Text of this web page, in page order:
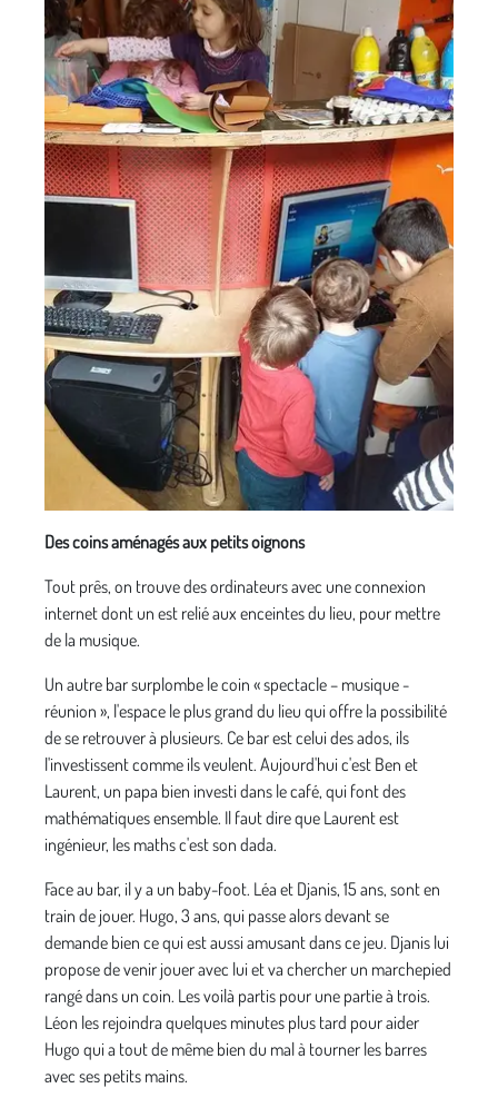
Des coins aménagés aux petits oignons
Tout prês, on trouve des ordinateurs avec une connexion
internet dont un est relié aux enceintes du lieu, pour mettre
de la musique.
Un autre bar surplombe le coin « spectacle – musique -
réunion », l'espace le plus grand du lieu qui offre la possibilité
de se retrouver à plusieurs. Ce bar est celui des ados, ils
l'investissent comme ils veulent. Aujourd'hui c'est Ben et
Laurent, un papa bien investi dans le café, qui font des
mathématiques ensemble. Il faut dire que Laurent est
ingénieur, les maths c'est son dada.
Face au bar, il y a un baby-foot. Léa et Djanis, 15 ans, sont en
train de jouer. Hugo, 3 ans, qui passe alors devant se
demande bien ce qui est aussi amusant dans ce jeu. Djanis lui
propose de venir jouer avec lui et va chercher un marchepied
rangé dans un coin. Les voilà partis pour une partie à trois.
Léon les rejoindra quelques minutes plus tard pour aider
Hugo qui a tout de même bien du mal à tourner les barres
avec ses petits mains.